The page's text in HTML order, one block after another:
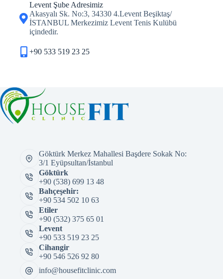
Levent Şube Adresimiz
Akasyalı Sk. No:3, 34330 4.Levent Beşiktaş/
İSTANBUL Merkezimiz Levent Tenis Kulübü
içindedir.
+90 533 519 23 25
Göktürk Merkez Mahallesi Başdere Sokak No:
3/1 Eyüpsultan/İstanbul
Göktürk
+90 (538) 699 13 48
Bahçeşehir:
+90 534 502 10 63
Etiler
+90 (532) 375 65 01
Levent
+90 533 519 23 25
Cihangir
+90 546 526 92 80
info@housefitclinic.com